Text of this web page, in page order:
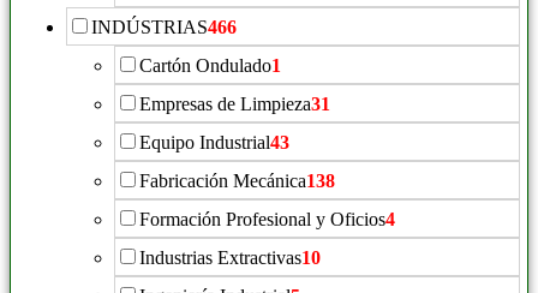
INDÚSTRIAS466
Cartón Ondulado1
Empresas de Limpieza31
Equipo Industrial43
Fabricación Mecánica138
Formación Profesional y Oficios4
Industrias Extractivas10